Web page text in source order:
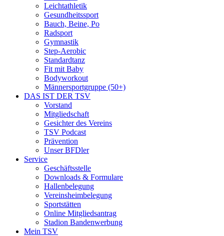
Leichtathletik
Gesundheitssport
Bauch, Beine, Po
Radsport
Gymnastik
Step-Aerobic
Standardtanz
Fit mit Baby
Bodyworkout
Männersportgruppe (50+)
DAS IST DER TSV
Vorstand
Mitgliedschaft
Gesichter des Vereins
TSV Podcast
Prävention
Unser BFDler
Service
Geschäftsstelle
Downloads & Formulare
Hallenbelegung
Vereinsheimbelegung
Sportstätten
Online Mitgliedsantrag
Stadion Bandenwerbung
Mein TSV